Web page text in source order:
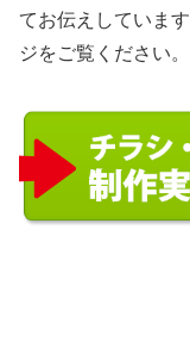
てお伝えしていま
ジをご覧ください。